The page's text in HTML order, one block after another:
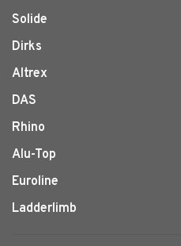
Solide
Dirks
Altrex
DAS
Rhino
Alu-Top
Euroline
Ladderlimb